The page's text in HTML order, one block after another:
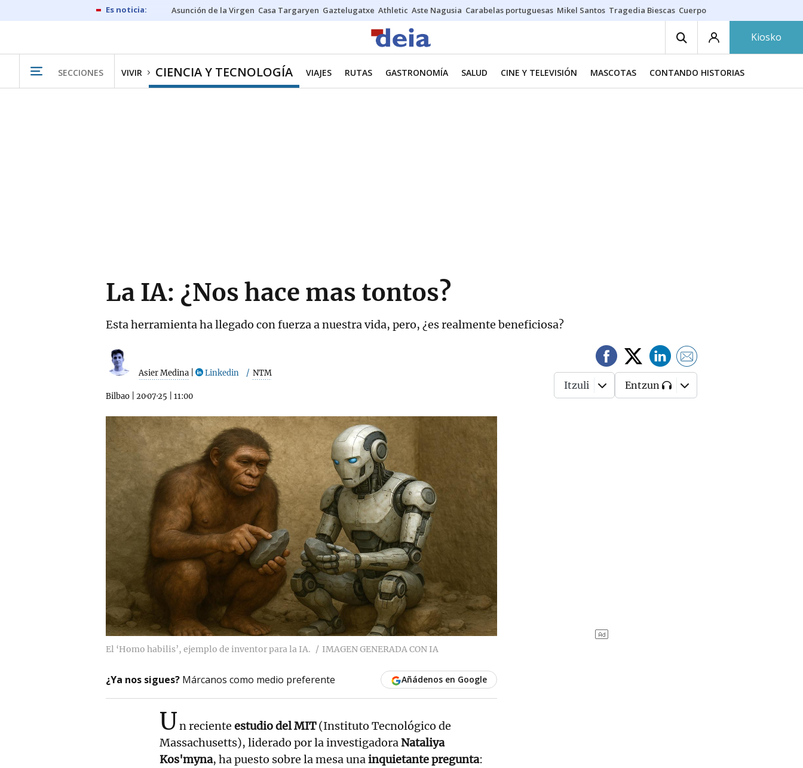
Asunción de la Virgen Casa Targaryen Gaztelugatxe Athletic Aste Nagusia Carabelas portuguesas Mikel Santos Tragedia Biescas Cuerpo ría
Kiosko
SECCIONES VIVIR CIENCIA Y TECNOLOGÍA VIAJES RUTAS GASTRONOMÍA SALUD CINE Y TELEVISIÓN MASCOTAS CONTANDO HISTORIAS
La IA: ¿Nos hace mas tontos?
Esta herramienta ha llegado con fuerza a nuestra vida, pero, ¿es realmente beneficiosa?
Asier Medina Linkedin NTM
Bilbao 20·07·25 11:00
Itzuli Entzun
El ‘Homo habilis’, ejemplo de inventor para la IA. IMAGEN GENERADA CON IA
¿Ya nos sigues? Márcanos como medio preferente Añádenos en Google
Un reciente estudio del MIT(Instituto Tecnológico de
Massachusetts), liderado por la investigadora Nataliya
Kos'myna, ha puesto sobre la mesa unainquietante pregunta: